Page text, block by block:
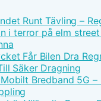
Runt Tävling –
i terror på elm
Får Bilen Dra
Säker Dragning
Bredband 5G